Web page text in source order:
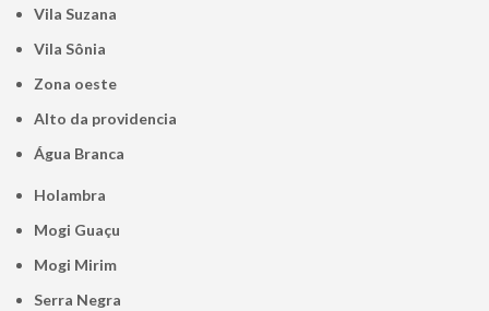
Vila Suzana
Vila Sônia
Zona oeste
alto da providencia
Água Branca
Holambra
Mogi Guaçu
Mogi Mirim
Serra Negra